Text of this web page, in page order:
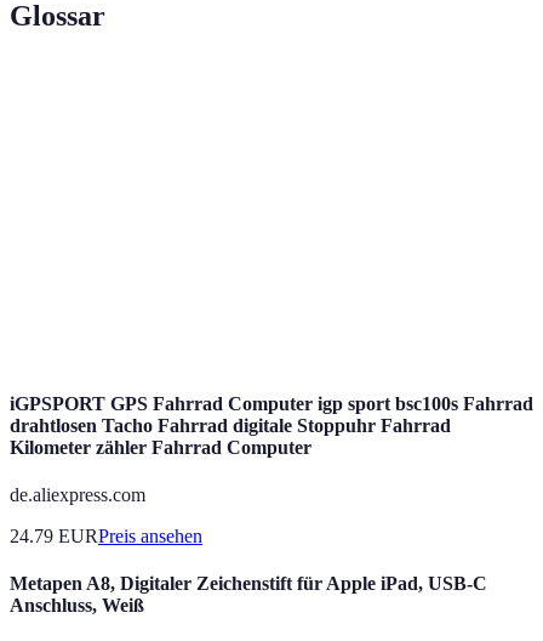
Glossar
iGPSPORT GPS Fahrrad Computer igp sport bsc100s Fahrrad
drahtlosen Tacho Fahrrad digitale Stoppuhr Fahrrad
Kilometer zähler Fahrrad Computer
de.aliexpress.com
24.79 EURPreis ansehen
Metapen A8, Digitaler Zeichenstift für Apple iPad, USB-C
Anschluss, Weiß